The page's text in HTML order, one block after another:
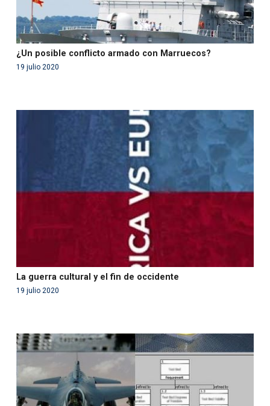
¿Un posible conflicto armado con Marruecos?
19 julio 2020
: Use of undefined constant php - assumed
'php' (this will throw an Error in a future version of PHP)
/var/www/acami.es/wp-
content/themes/fundcami/page-publicaciones.php
La guerra cultural y el fin de occidente
19 julio 2020
Warning: Use of undefined constant php - assumed
'php' (this will throw an Error in a future version of PHP)
in/var/www/acami.es/wp-
content/themes/fundcami/page-publicaciones.php
on line99